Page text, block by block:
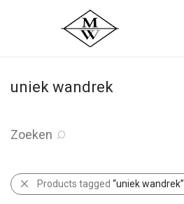
uniek wandrek
Zoeken
Products tagged “uniek wandrek”